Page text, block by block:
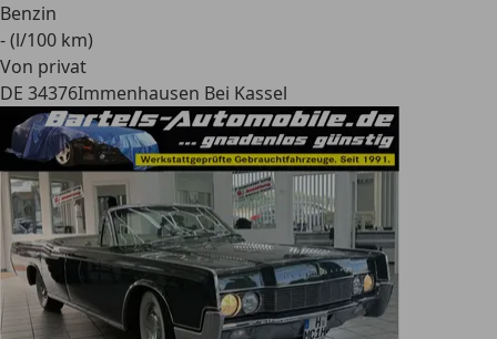
Benzin
- (l/100 km)
Von privat
DE 34376Immenhausen Bei Kassel